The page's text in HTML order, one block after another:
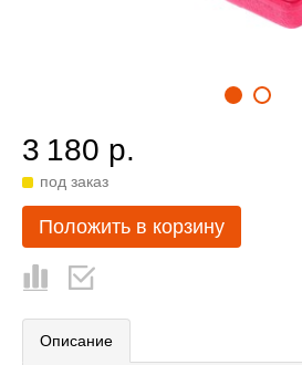
3 180 р.
под заказ
Положить в корзину
Описание